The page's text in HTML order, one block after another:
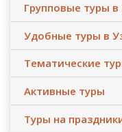
Групповые туры в
Удобные туры в
Тематические
Активные туры
Туры на